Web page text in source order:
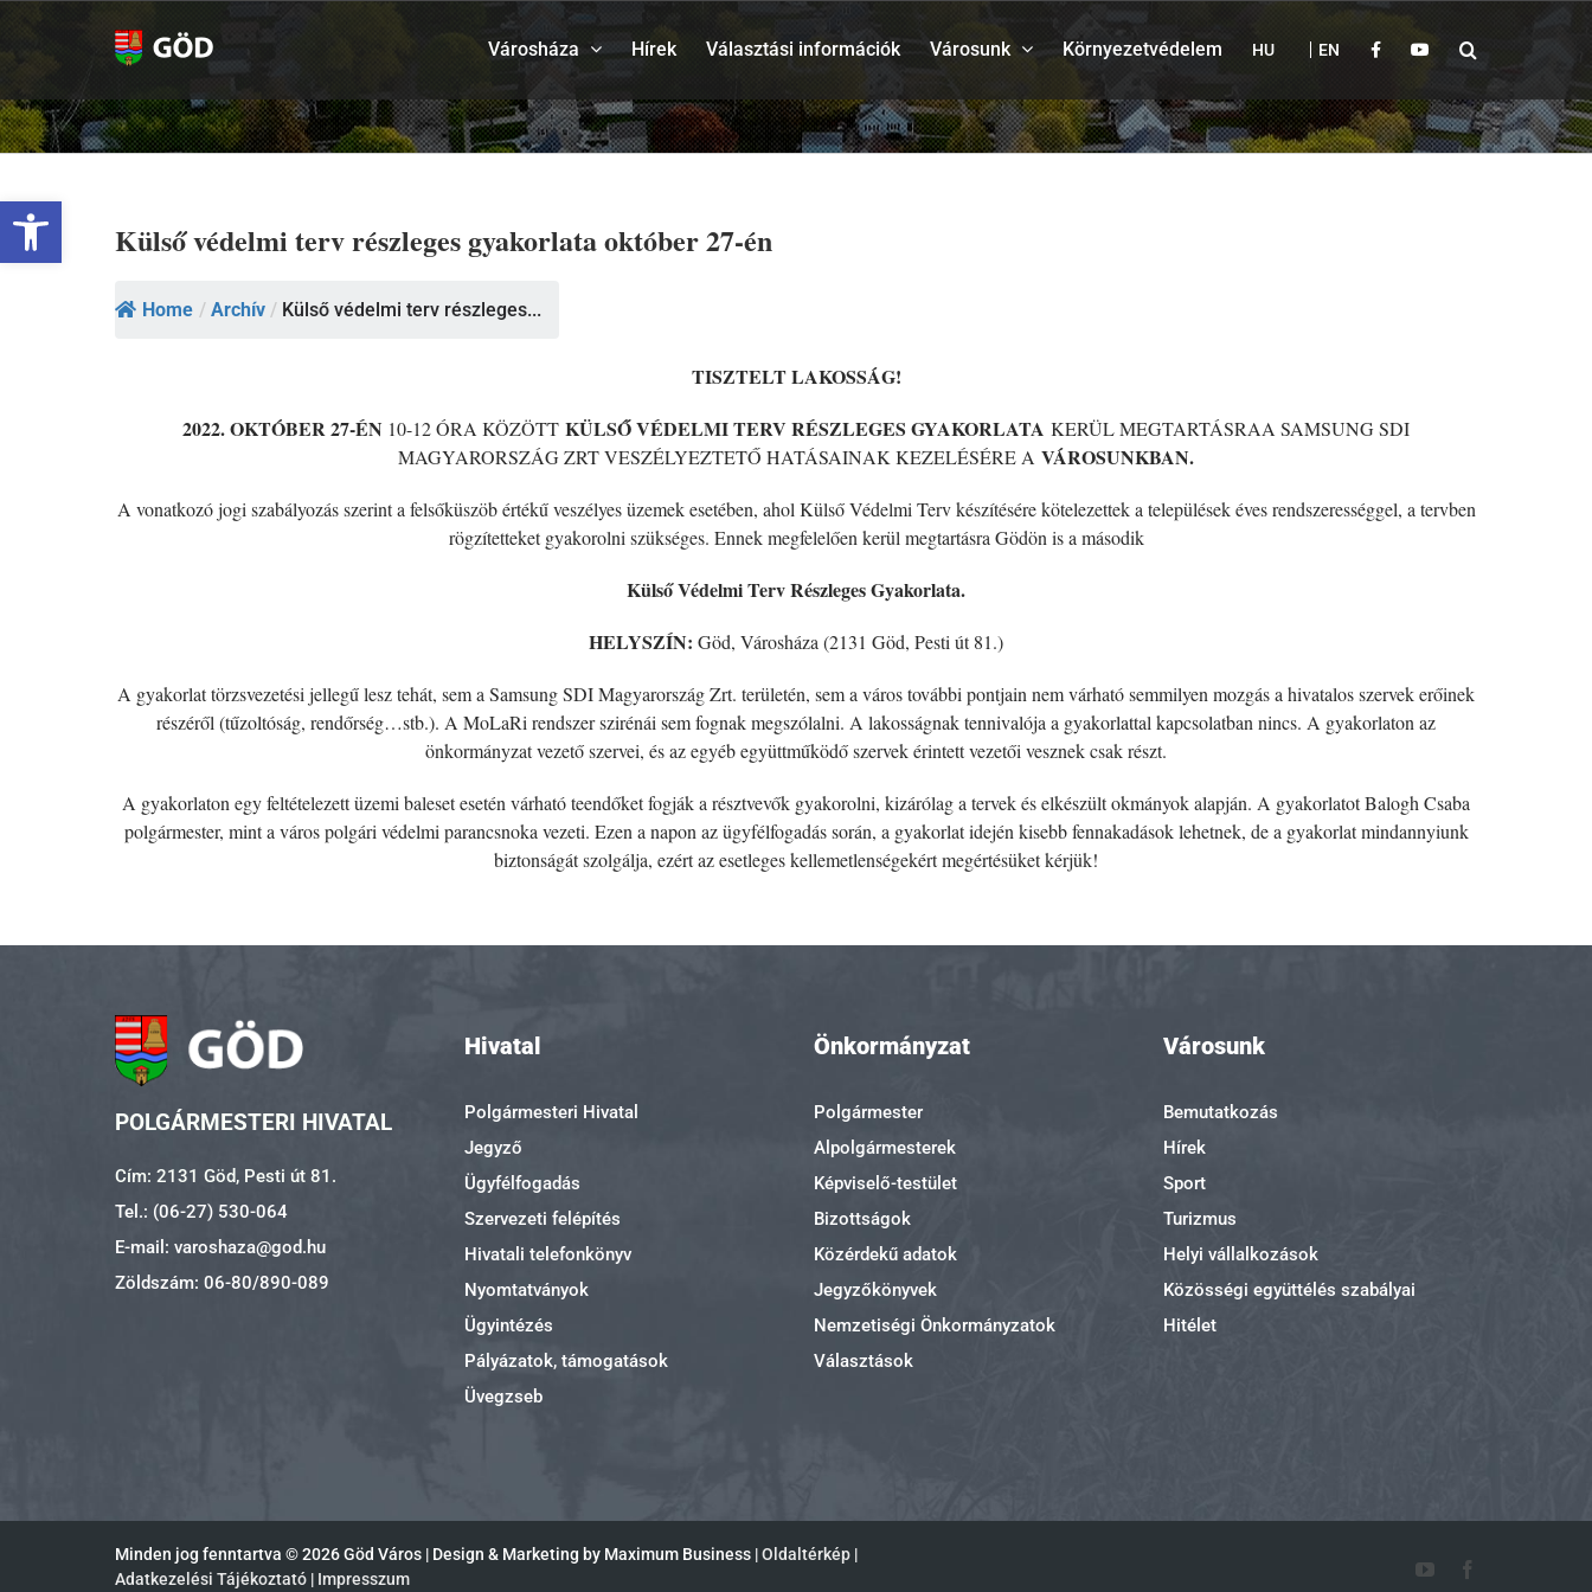
Eszköztár megnyitása
Városháza Hírek Választási információk Városunk Környezetvédelem HU EN
Külső védelmi terv részleges gyakorlata október 27-én
Home / Archív / Külső védelmi terv részleges...
TISZTELT LAKOSSÁG!
2022. OKTÓBER 27-ÉN 10-12 ÓRA KÖZÖTT KÜLSŐ VÉDELMI TERV RÉSZLEGES GYAKORLATA KERÜL MEGTARTÁSRAA SAMSUNG SDI
MAGYARORSZÁG ZRT VESZÉLYEZTETŐ HATÁSAINAK KEZELÉSÉRE A VÁROSUNKBAN.
A vonatkozó jogi szabályozás szerint a felsőküszöb értékű veszélyes üzemek esetében, ahol Külső Védelmi Terv készítésére kötelezettek a települések éves rendszerességgel, a tervben
rögzítetteket gyakorolni szükséges. Ennek megfelelően kerül megtartásra Gödön is a második
Külső Védelmi Terv Részleges Gyakorlata.
HELYSZÍN: Göd, Városháza (2131 Göd, Pesti út 81.)
A gyakorlat törzsvezetési jellegű lesz tehát, sem a Samsung SDI Magyarország Zrt. területén, sem a város további pontjain nem várható semmilyen mozgás a hivatalos szervek erőinek
részéről (tűzoltóság, rendőrség…stb.). A MoLaRi rendszer szirénái sem fognak megszólalni. A lakosságnak tennivalója a gyakorlattal kapcsolatban nincs. A gyakorlaton az
önkormányzat vezető szervei, és az egyéb együttműködő szervek érintett vezetői vesznek csak részt.
A gyakorlaton egy feltételezett üzemi baleset esetén várható teendőket fogják a résztvevők gyakorolni, kizárólag a tervek és elkészült okmányok alapján. A gyakorlatot Balogh Csaba
polgármester, mint a város polgári védelmi parancsnoka vezeti. Ezen a napon az ügyfélfogadás során, a gyakorlat idején kisebb fennakadások lehetnek, de a gyakorlat mindannyiunk
biztonságát szolgálja, ezért az esetleges kellemetlenségekért megértésüket kérjük!
POLGÁRMESTERI HIVATAL
Cím: 2131 Göd, Pesti út 81.
Tel.: (06-27) 530-064
E-mail: varoshaza@god.hu
Zöldszám: 06-80/890-089
Hivatal
Polgármesteri Hivatal
Jegyző
Ügyfélfogadás
Szervezeti felépítés
Hivatali telefonkönyv
Nyomtatványok
Ügyintézés
Pályázatok, támogatások
Üvegzseb
Önkormányzat
Polgármester
Alpolgármesterek
Képviselő-testület
Bizottságok
Közérdekű adatok
Jegyzőkönyvek
Nemzetiségi Önkormányzatok
Választások
Városunk
Bemutatkozás
Hírek
Sport
Turizmus
Helyi vállalkozások
Közösségi együttélés szabályai
Hitélet
Minden jog fenntartva ©2026 Göd Város | Design & Marketing by Maximum Business |Oldaltérkép |
Adatkezelési Tájékoztató | Impresszum
YouTube